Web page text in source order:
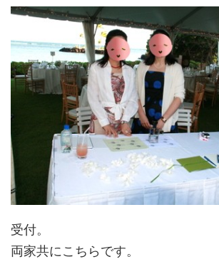
受付。
両家共にこちらです。